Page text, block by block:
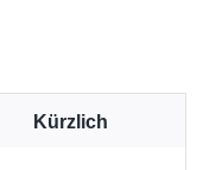
Kürzlich